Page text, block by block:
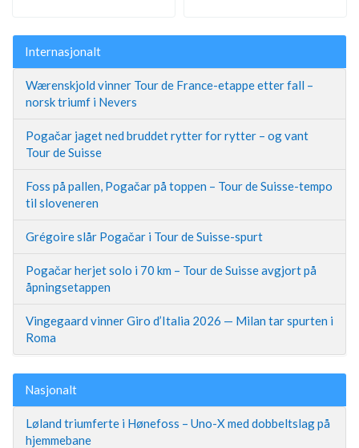
Internasjonalt
Wærenskjold vinner Tour de France-etappe etter fall –
norsk triumf i Nevers
Pogačar jaget ned bruddet rytter for rytter – og vant
Tour de Suisse
Foss på pallen, Pogačar på toppen – Tour de Suisse-tempo
til sloveneren
Grégoire slår Pogačar i Tour de Suisse-spurt
Pogačar herjet solo i 70 km – Tour de Suisse avgjort på
åpningsetappen
Vingegaard vinner Giro d’Italia 2026 — Milan tar spurten i
Roma
Nasjonalt
Løland triumferte i Hønefoss – Uno-X med dobbeltslag på
hjemmebane